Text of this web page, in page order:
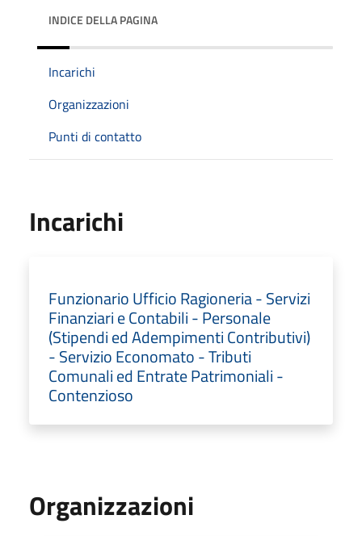
INDICE DELLA PAGINA
Incarichi
Organizzazioni
Punti di contatto
Incarichi
Funzionario Ufficio Ragioneria - Servizi
Finanziari e Contabili - Personale
(Stipendi ed Adempimenti Contributivi)
- Servizio Economato - Tributi
Comunali ed Entrate Patrimoniali -
Contenzioso
Organizzazioni